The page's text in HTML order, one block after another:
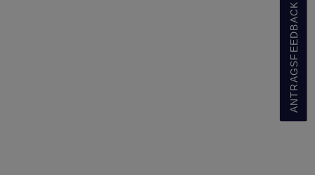
ANTRAGSFEEDBACK